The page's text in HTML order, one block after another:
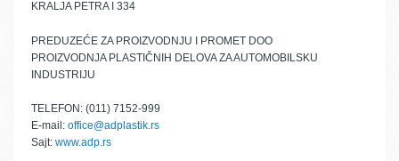
KRALJA PETRA I 334
PREDUZEĆE ZA PROIZVODNJU I PROMET DOO
PROIZVODNJA PLASTIČNIH DELOVA ZA AUTOMOBILSKU
INDUSTRIJU
TELEFON: (011) 7152-999
E-mail: office@adplastik.rs
Sajt: www.adp.rs